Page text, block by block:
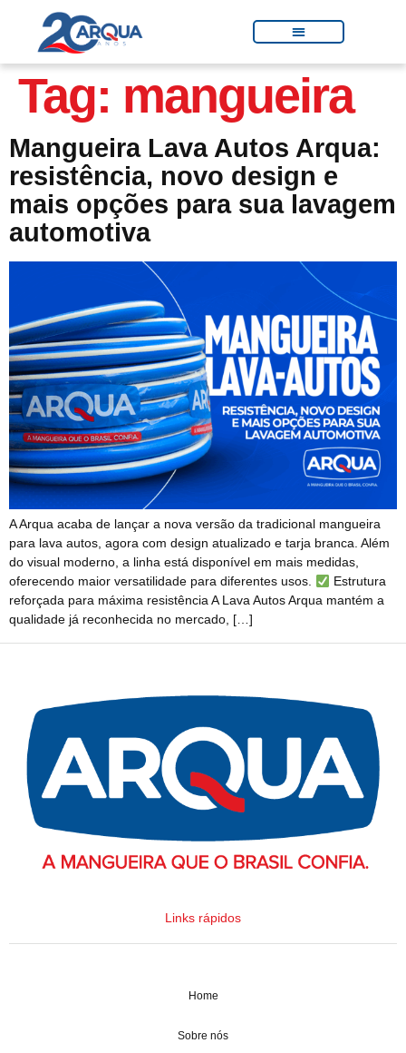
Tag: mangueira
Mangueira Lava Autos Arqua:
resistência, novo design e
mais opções para sua lavagem
automotiva
A Arqua acaba de lançar a nova versão da tradicional mangueira
para lava autos, agora com design atualizado e tarja branca. Além
do visual moderno, a linha está disponível em mais medidas,
oferecendo maior versatilidade para diferentes usos.
Estrutura
reforçada para máxima resistência A Lava Autos Arqua mantém a
qualidade já reconhecida no mercado, […]
Links rápidos
Home
Sobre nós